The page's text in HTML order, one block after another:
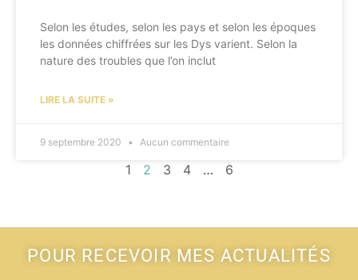
Selon les études, selon les pays et selon les époques
les données chiffrées sur les Dys varient. Selon la
nature des troubles que l’on inclut
LIRE LA SUITE »
9 septembre 2020 Aucun commentaire
1 2 3 4 … 6
POUR RECEVOIR MES ACTUALITÉS